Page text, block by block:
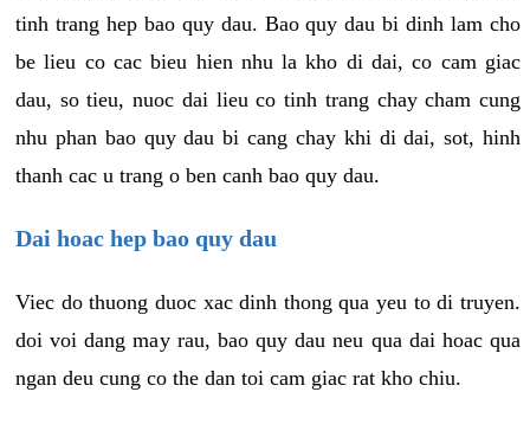
tinh trang hep bao quy dau. Bao quy dau bi dinh lam cho
be lieu co cac bieu hien nhu la kho di dai, co cam giac
dau, so tieu, nuoc dai lieu co tinh trang chay cham cung
nhu phan bao quy dau bi cang chay khi di dai, sot, hinh
thanh cac u trang o ben canh bao quy dau.
Dai hoac hep bao quy dau
Viec do thuong duoc xac dinh thong qua yeu to di truyen.
doi voi dang may rau, bao quy dau neu qua dai hoac qua
ngan deu cung co the dan toi cam giac rat kho chiu.